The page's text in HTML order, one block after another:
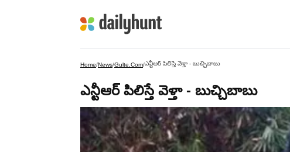
Home/News/Gulte.com/ఎన్టీఆర్ పిలిస్తే వెళ్తా - బుచ్చిబాబు
ఎన్టీఆర్ పిలిస్తే వెళ్తా - బుచ్చిబాబు